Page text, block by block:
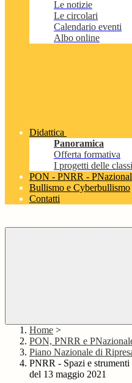
Le notizie
Le circolari
Calendario eventi
Albo online
Didattica
Panoramica
Offerta formativa
I progetti delle classi
PON - PNRR -
Bullismo e Cyberbullismo
Contatti
Home >
PON, PNRR e
Piano Nazionale di
PNRR - Spazi e
del 13 maggio 2021